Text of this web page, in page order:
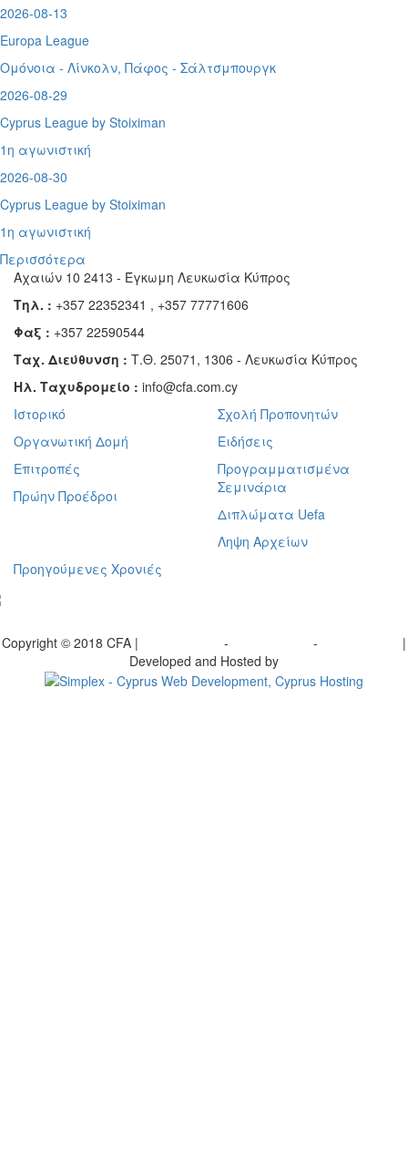
2026-08-13
Europa League
Ομόνοια - Λίνκολν, Πάφος - Σάλτσμπουργκ
2026-08-29
Cyprus League by Stoiximan
1η αγωνιστική
2026-08-30
Cyprus League by Stoiximan
1η αγωνιστική
Περισσότερα
Αχαιών 10 2413 - Έγκωμη Λευκωσία Κύπρος
Τηλ. : +357 22352341 , +357 77771606
Φαξ : +357 22590544
Ταχ. Διεύθυνση : Τ.Θ. 25071, 1306 - Λευκωσία Κύπρος
Ηλ. Ταχυδρομείο : info@cfa.com.cy
Ιστορικό
Οργανωτική Δομή
Επιτροπές
Πρώην Προέδροι
Σχολή Προπονητών
Ειδήσεις
Προγραμματισμένα
Σεμινάρια
Διπλώματα Uefa
Ληψη Αρχείων
Προηγούμενες Χρονιές
Copyright © 2018 CFA | - -
|
Developed and Hosted by